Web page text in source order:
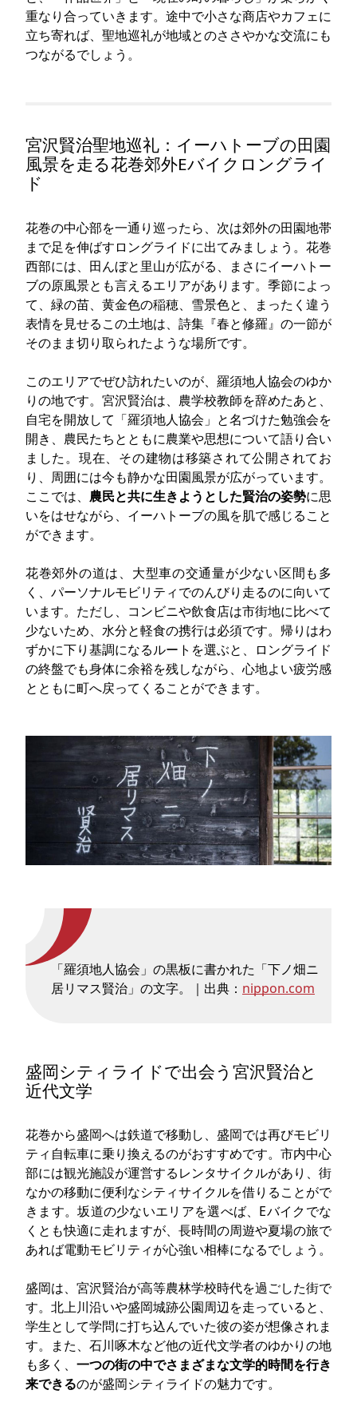
重なり合っていきます。途中で小さな商店やカフェに
立ち寄れば、聖地巡礼が地域とのささやかな交流にも
つながるでしょう。
宮沢賢治聖地巡礼：イーハトーブの田園
風景を走る花巻郊外Eバイクロングライ
ド
花巻の中心部を一通り巡ったら、次は郊外の田園地帯
まで足を伸ばすロングライドに出てみましょう。花巻
西部には、田んぼと里山が広がる、まさにイーハトー
ブの原風景とも言えるエリアがあります。季節によっ
て、緑の苗、黄金色の稲穂、雪景色と、まったく違う
表情を見せるこの土地は、詩集『春と修羅』の一節が
そのまま切り取られたような場所です。
このエリアでぜひ訪れたいのが、羅須地人協会のゆか
りの地です。宮沢賢治は、農学校教師を辞めたあと、
自宅を開放して「羅須地人協会」と名づけた勉強会を
開き、農民たちとともに農業や思想について語り合い
ました。現在、その建物は移築されて公開されてお
り、周囲には今も静かな田園風景が広がっています。
ここでは、 農民と共に生きようとした賢治の姿勢に思
いをはせながら、イーハトーブの風を肌で感じること
ができます。
花巻郊外の道は、大型車の交通量が少ない区間も多
く、パーソナルモビリティでのんびり走るのに向いて
います。ただし、コンビニや飲食店は市街地に比べて
少ないため、水分と軽食の携行は必須です。帰りはわ
ずかに下り基調になるルートを選ぶと、ロングライド
の終盤でも身体に余裕を残しながら、心地よい疲労感
とともに町へ戻ってくることができます。
「羅須地人協会」の黒板に書かれた「下ノ畑ニ
居リマス賢治」の文字。｜出典： nippon.com
盛岡シティライドで出会う宮沢賢治と
近代文学
花巻から盛岡へは鉄道で移動し、盛岡では再びモビリ
ティ自転車に乗り換えるのがおすすめです。市内中心
部には観光施設が運営するレンタサイクルがあり、街
なかの移動に便利なシティサイクルを借りることがで
きます。坂道の少ないエリアを選べば、Eバイクでな
くとも快適に走れますが、長時間の周遊や夏場の旅で
あれば電動モビリティが心強い相棒になるでしょう。
盛岡は、宮沢賢治が高等農林学校時代を過ごした街で
す。北上川沿いや盛岡城跡公園周辺を走っていると、
学生として学問に打ち込んでいた彼の姿が想像されま
す。また、石川啄木など他の近代文学者のゆかりの地
も多く、 一つの街の中でさまざまな文学的時間を行き
来できるのが盛岡シティライドの魅力です。